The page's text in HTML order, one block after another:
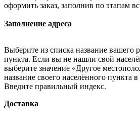
оформить заказ, заполнив по этапам
Заполнение адреса
Выберите из списка название вашего
пункта. Если вы не нашли свой
выберите значение «Другое
название своего населённого пункта
Введите правильный индекс.
Доставка